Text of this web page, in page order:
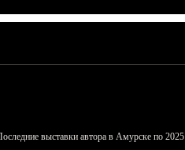
выставки автора в Амурске по 2025